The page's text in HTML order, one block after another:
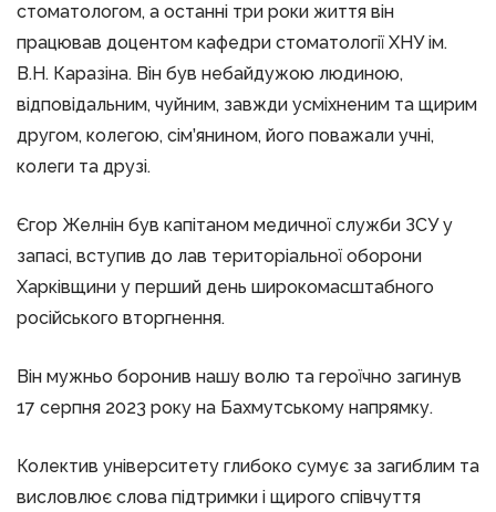
стоматологом, а останні три роки життя він
працював доцентом кафедри стоматології ХНУ ім.
В.Н. Каразіна. Він був небайдужою людиною,
відповідальним, чуйним, завжди усміхненим та щирим
другом, колегою, сім’янином, його поважали учні,
колеги та друзі.
Єгор Желнін був капітаном медичної служби ЗСУ у
запасі, вступив до лав територіальної оборони
Харківщини у перший день широкомасштабного
російського вторгнення.
Він мужньо боронив нашу волю та героїчно загинув
17 серпня 2023 року на Бахмутському напрямку.
Колектив університету глибоко сумує за загиблим та
висловлює слова підтримки і щирого співчуття